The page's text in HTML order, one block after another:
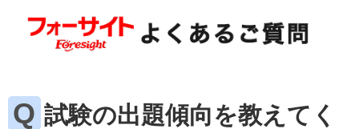
試験の出題傾向を教えてく